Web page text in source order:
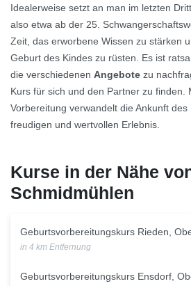
Idealerweise setzt an man im letzten
also etwa ab der 25.
Zeit, das erworbene Wissen zu stärken
Geburt des Kindes zu rüsten. Es ist
die verschiedenen Angebote zu
Kurs für sich und den Partner zu finden.
Vorbereitung verwandelt die Ankunft des
freudigen und wertvollen Erlebnis.
Kurse in der Nähe
Schmidmühlen
Geburtsvorbereitungskurs Rieden,
in 4 km Entfernung
Geburtsvorbereitungskurs Ensdorf,